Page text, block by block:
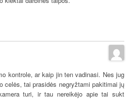
kontrole, ar kaip jin ten vadinasi. Nes jug
celės, tai prasidės negryžtami pakitimai jų
turi, ir tau nereikėjo apie tai sukt